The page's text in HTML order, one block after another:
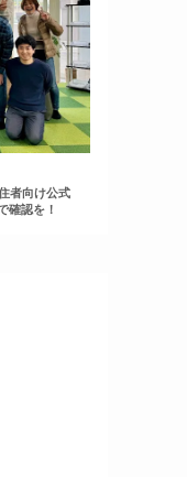
者向け公式
確認を！